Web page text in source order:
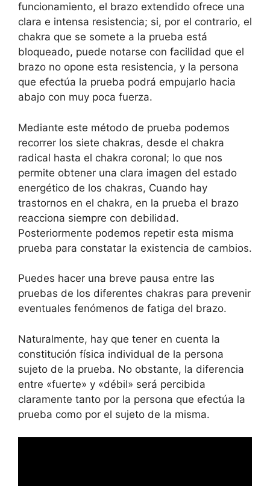
funcionamiento, el brazo extendido ofrece una
clara e intensa resistencia; si, por el contrario, el
chakra que se somete a la prueba está
bloqueado, puede notarse con facilidad que el
brazo no opone esta resistencia, y la persona
que efectúa la prueba podrá empujarlo hacia
abajo con muy poca fuerza.
Mediante este método de prueba podemos
recorrer los siete chakras, desde el chakra
radical hasta el chakra coronal; lo que nos
permite obtener una clara imagen del estado
energético de los chakras, Cuando hay
trastornos en el chakra, en la prueba el brazo
reacciona siempre con debilidad.
Posteriormente podemos repetir esta misma
prueba para constatar la existencia de cambios.
Puedes hacer una breve pausa entre las
pruebas de los diferentes chakras para prevenir
eventuales fenómenos de fatiga del brazo.
Naturalmente, hay que tener en cuenta la
constitución física individual de la persona
sujeto de la prueba. No obstante, la diferencia
entre «fuerte» y «débil» será percibida
claramente tanto por la persona que efectúa la
prueba como por el sujeto de la misma.